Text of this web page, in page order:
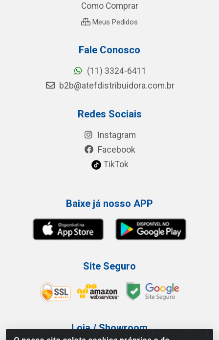
Como Comprar
Meus Pedidos
Fale Conosco
(11) 3324-6411
b2b@atefdistribuidora.com.br
Redes Sociais
Instagram
Facebook
TikTok
Baixe já nosso APP
Site Seguro
Loja / Showroom